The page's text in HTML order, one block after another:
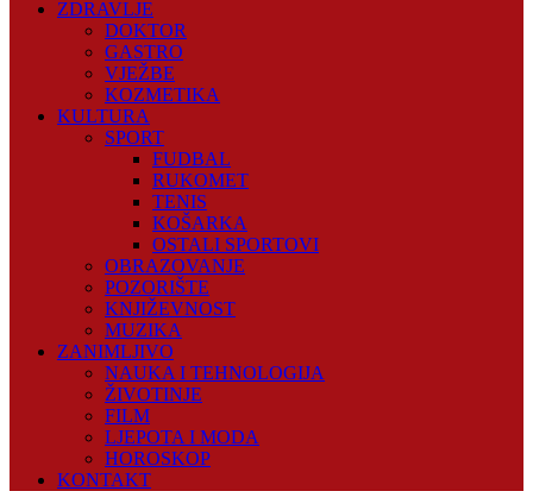
ZDRAVLJE
DOKTOR
GASTRO
VJEŽBE
KOZMETIKA
KULTURA
SPORT
FUDBAL
RUKOMET
TENIS
KOŠARKA
OSTALI SPORTOVI
OBRAZOVANJE
POZORIŠTE
KNJIŽEVNOST
MUZIKA
ZANIMLJIVO
NAUKA I TEHNOLOGIJA
ŽIVOTINJE
FILM
LJEPOTA I MODA
HOROSKOP
KONTAKT